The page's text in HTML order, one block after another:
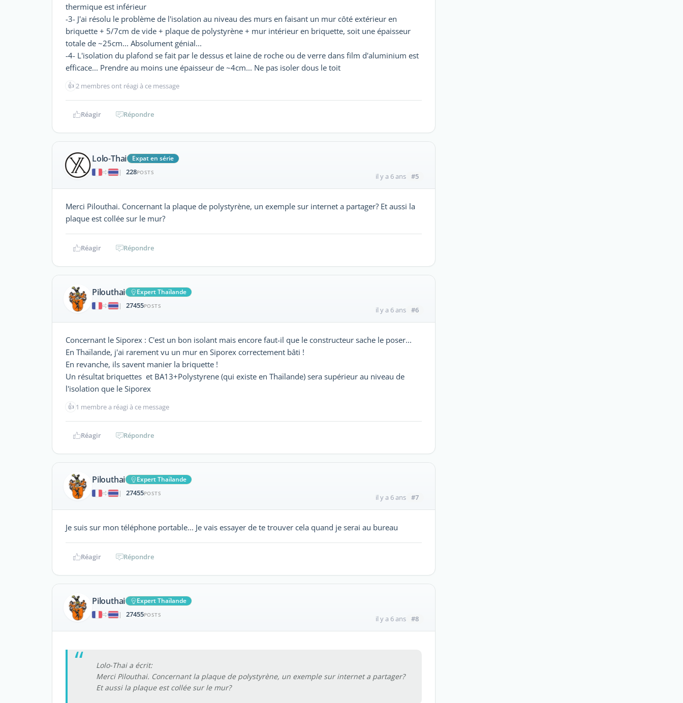
thermique est inférieur
-3- J'ai résolu le problème de l'isolation au niveau des murs en faisant un mur côté extérieur en
briquette + 5/7cm de vide + plaque de polystyrène + mur intérieur en briquette, soit une épaisseur
totale de ~25cm... Absolument génial...
-4- L'isolation du plafond se fait par le dessus et laine de roche ou de verre dans film d'aluminium est
efficace... Prendre au moins une épaisseur de ~4cm... Ne pas isoler dous le toit
👍2 membres ont réagi à ce message
Réagir Répondre
Lolo-Thai
Expat en série
|
228POSTS il y a 6 ans #5
Merci Pilouthai. Concernant la plaque de polystyrène, un exemple sur internet a partager? Et aussi la
plaque est collée sur le mur?
Réagir Répondre
Pilouthai
Expert Thaïlande
|
27455POSTS il y a 6 ans #6
Concernant le Siporex : C'est un bon isolant mais encore faut-il que le constructeur sache le poser...
En Thaïlande, j'ai rarement vu un mur en Siporex correctement bâti !
En revanche, ils savent manier la briquette !
Un résultat briquettes et BA13+Polystyrene (qui existe en Thaïlande) sera supérieur au niveau de
l'isolation que le Siporex
👍 1 membre a réagi à ce message
Réagir Répondre
Pilouthai
Expert Thaïlande
|
27455POSTS il y a 6 ans #7
Je suis sur mon téléphone portable... Je vais essayer de te trouver cela quand je serai au bureau
Réagir Répondre
Pilouthai
Expert Thaïlande
|
27455POSTS il y a 6 ans #8
Lolo-Thai a écrit:
Merci Pilouthai. Concernant la plaque de polystyrène, un exemple sur internet a partager?
Et aussi la plaque est collée sur le mur?